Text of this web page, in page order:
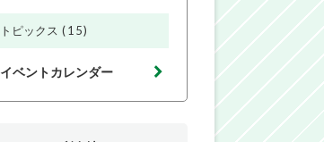
トピックス (15)
イベントカレンダー